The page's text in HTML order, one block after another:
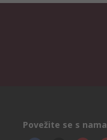
Povežite se s nama